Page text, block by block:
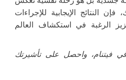
النتائج الإيجابية للإجراءات
الرغبة في استكشاف العالم
فيتنام، واحصل على تأشيرتك